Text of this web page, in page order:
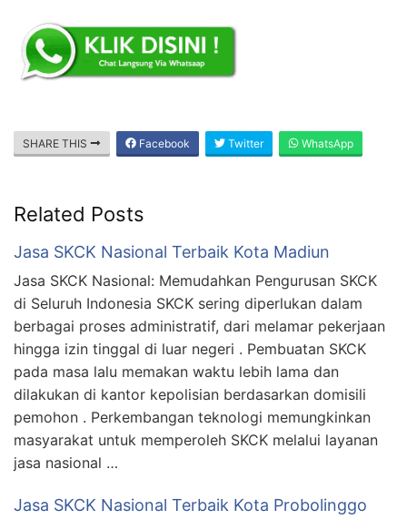
SHARE THIS Facebook Twitter WhatsApp
Related Posts
Jasa SKCK Nasional Terbaik Kota Madiun
Jasa SKCK Nasional: Memudahkan Pengurusan SKCK
di Seluruh Indonesia SKCK sering diperlukan dalam
berbagai proses administratif, dari melamar pekerjaan
hingga izin tinggal di luar negeri . Pembuatan SKCK
pada masa lalu memakan waktu lebih lama dan
dilakukan di kantor kepolisian berdasarkan domisili
pemohon . Perkembangan teknologi memungkinkan
masyarakat untuk memperoleh SKCK melalui layanan
jasa nasional …
Jasa SKCK Nasional Terbaik Kota Probolinggo